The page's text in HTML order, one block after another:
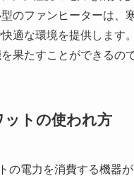
のファンヒーターは、
適な環境を提供します
果たすことができるので
ットの使われ方
の電力を消費する機器